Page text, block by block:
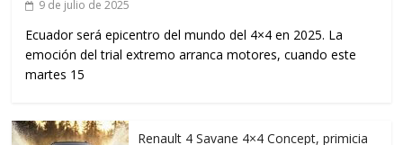
9 de julio de 2025
Ecuador será epicentro del mundo del 4×4 en 2025. La
emoción del trial extremo arranca motores, cuando este
martes 15
Renault 4 Savane 4×4 Concept, primicia